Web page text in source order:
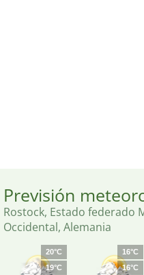
Previsión
Rostock, Estado federado
Occidental, Alemania
20°C
19°C
16°C
16°C